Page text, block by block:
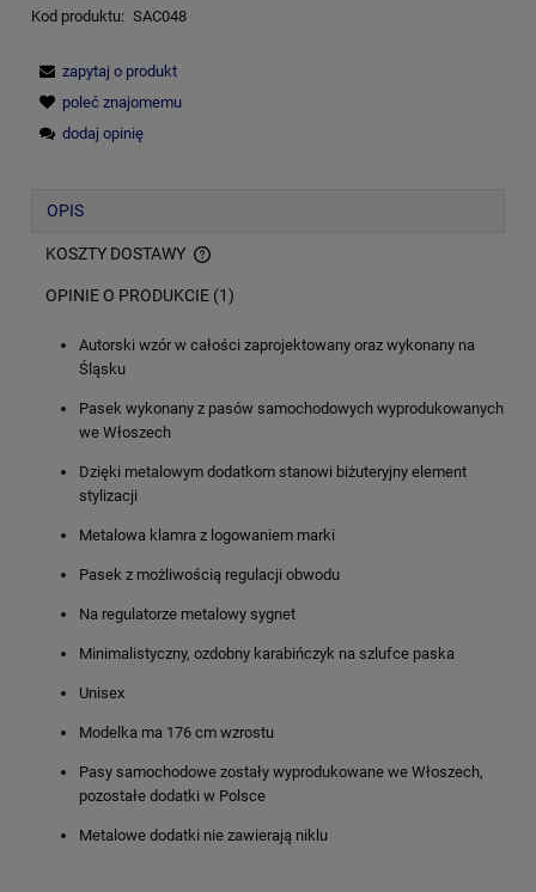
Kod produktu: SAC048
zapytaj o produkt
poleć znajomemu
dodaj opinię
OPIS
KOSZTY DOSTAWY
CENA NIE ZAWIERA EWENTUALNYCH KOSZTÓW PŁATNOŚCI
OPINIE O PRODUKCIE (1)
Autorski wzór w całości zaprojektowany oraz wykonany na
Śląsku
Pasek wykonany z pasów samochodowych wyprodukowanych
we Włoszech
Dzięki metalowym dodatkom stanowi biżuteryjny element
stylizacji
Metalowa klamra z logowaniem marki
Pasek z możliwością regulacji obwodu
Na regulatorze metalowy sygnet
Minimalistyczny, ozdobny karabińczyk na szlufce paska
Unisex
Modelka ma 176 cm wzrostu
Pasy samochodowe zostały wyprodukowane we Włoszech,
pozostałe dodatki w Polsce
Metalowe dodatki nie zawierają niklu